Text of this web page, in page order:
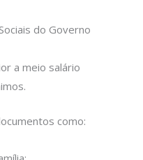
do Governo
a meio salário
como: